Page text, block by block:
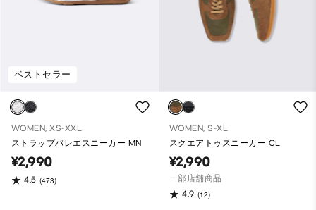
ベストセラー
WOMEN, XS-XXL
ストラップバレエスニーカー MN
¥2,990
4.5 (473)
WOMEN, S-XL
スクエアトゥスニーカー CL
¥2,990
一部店舗商品
4.9 (12)